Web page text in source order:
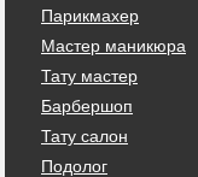
Парикмахер
Мастер маникюра
Тату мастер
Барбершоп
Тату салон
Подолог